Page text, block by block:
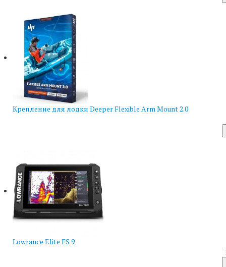
Крепление для лодки Deeper Flexible Arm Mount 2.0
Lowrance Elite FS 9